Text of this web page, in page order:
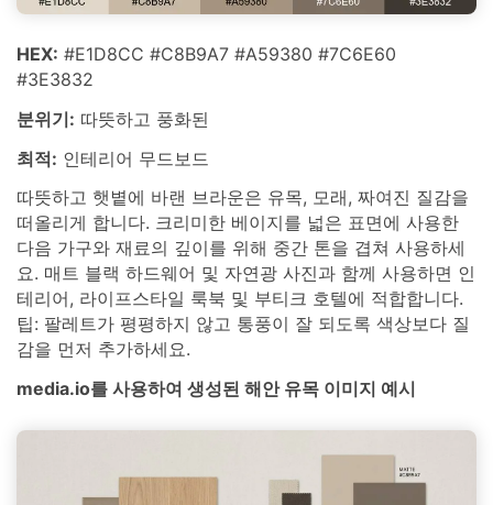
HEX: #E1D8CC #C8B9A7 #A59380 #7C6E60
#3E3832
분위기: 따뜻하고 풍화된
최적: 인테리어 무드보드
따뜻하고 햇볕에 바랜 브라운은 유목, 모래, 짜여진 질감을
떠올리게 합니다. 크리미한 베이지를 넓은 표면에 사용한
다음 가구와 재료의 깊이를 위해 중간 톤을 겹쳐 사용하세
요. 매트 블랙 하드웨어 및 자연광 사진과 함께 사용하면 인
테리어, 라이프스타일 룩북 및 부티크 호텔에 적합합니다.
팁: 팔레트가 평평하지 않고 통풍이 잘 되도록 색상보다 질
감을 먼저 추가하세요.
media.io를 사용하여 생성된 해안 유목 이미지 예시